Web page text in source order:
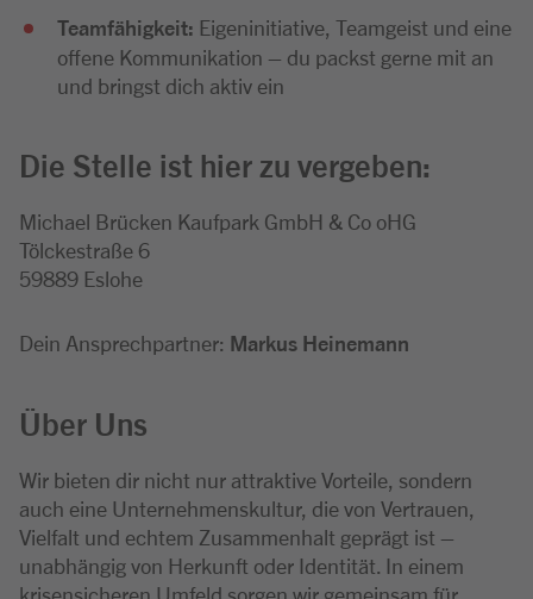
Teamfähigkeit: Eigeninitiative, Teamgeist und eine
offene Kommunikation – du packst gerne mit an
und bringst dich aktiv ein
Die Stelle ist hier zu vergeben:
Michael Brücken Kaufpark GmbH & Co oHG
Tölckestraße 6
59889 Eslohe
Dein Ansprechpartner: Markus Heinemann
Über Uns
Wir bieten dir nicht nur attraktive Vorteile, sondern
auch eine Unternehmenskultur, die von Vertrauen,
Vielfalt und echtem Zusammenhalt geprägt ist –
unabhängig von Herkunft oder Identität. In einem
krisensicheren Umfeld sorgen wir gemeinsam für